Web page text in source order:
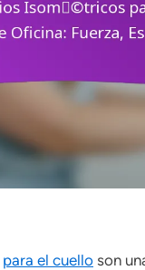
para el cuello son